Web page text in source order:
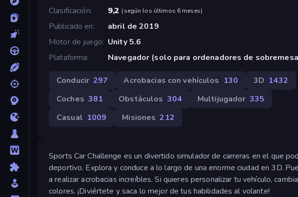
Clasificación
9,2 (según los últimos 6 meses)
Publicado en
abril de 2019
Motor de juego Unity 5.6
Plataforma
Navegador (solo para ordenadores de
Conducir 297 Acrobacias con vehículos 130 3D 1432
Coches 381 Obstáculos 304 Multijugador 335
Casual 1009 Misiones 212
Sports Car Challenge es un divertido simulador de carreras en el que
deportivo. Explora y conduce a lo largo de una enorme ciudad en 3D.
a realizar acrobacias increíbles. Si quieres personalizar tu vehículo,
colores. ¡Diviértete y saca lo mejor de tus habilidades al volante!